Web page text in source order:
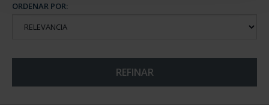
ORDENAR POR:
REFINAR